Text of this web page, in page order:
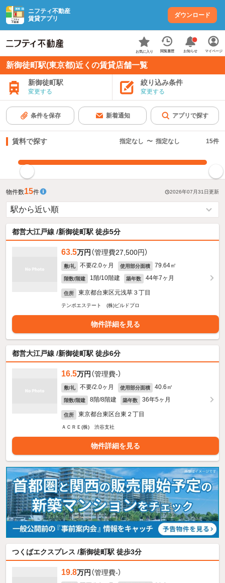
ニフティ不動産
賃貸アプリ
ダウンロード
お気に入り 閲覧履歴 お知らせ マイページ
新御徒町駅(東京都)近くの賃貸店舗一覧
新御徒町駅
変更する
絞り込み条件
変更する
条件を保存 新着通知 アプリで探す
賃料で探す 指定なし 〜 指定なし 15件
物件数15件 2026年07月31日更新
都営大江戸線 /新御徒町駅 徒歩5分
63.5万円 （管理費27,500円）
敷/礼 不要/2.0ヶ月 使用部分面積 79.64㎡
階数/階建 1階/10階建 築年数 44年7ヶ月
住所 東京都台東区元浅草３丁目
テンポエステート (株)ビルドプロ
物件詳細を見る
都営大江戸線 /新御徒町駅 徒歩6分
16.5万円 （管理費-）
敷/礼 不要/2.0ヶ月 使用部分面積 40.6㎡
階数/階建 8階/8階建 築年数 36年5ヶ月
住所 東京都台東区台東２丁目
ＡＣＲＥ(株) 渋谷支社
物件詳細を見る
つくばエクスプレス /新御徒町駅 徒歩3分
19.8万円 （管理費-）